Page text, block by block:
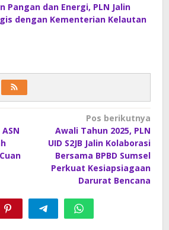
Pangan dan Energi, PLN Jalin
dengan Kementerian Kelautan
Pos berikutnya
Awali Tahun 2025, PLN
UID S2JB Jalin Kolaborasi
Bersama BPBD Sumsel
Perkuat Kesiapsiagaan
Darurat Bencana